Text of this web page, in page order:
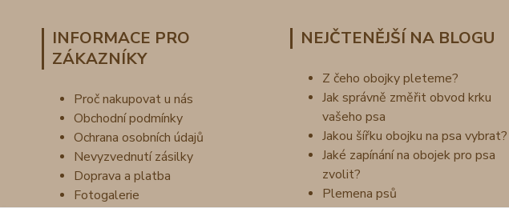
INFORMACE PRO
ZÁKAZNÍKY
Proč nakupovat u nás
Obchodní podmínky
Ochrana osobních údajů
Nevyzvednutí zásilky
Doprava a platba
Fotogalerie
NEJČTENĚJŠÍ NA BLOGU
Z čeho obojky pleteme?
Jak správně změřit obvod krku
vašeho psa
Jakou šířku obojku na psa vybrat?
Jaké zapínání na obojek pro psa
zvolit?
Plemena psů